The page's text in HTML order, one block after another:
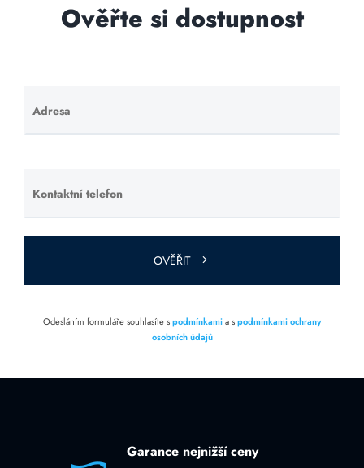
Ověřte si dostupnost
Adresa
Ponechte
toto pole
Kontaktní telefon
Ponechte
toto pole
prázdné.
OVĚŘIT
Odesláním formuláře souhlasíte spodmínkamia spodmínkami ochrany
osobních údajů
Garance nejnižší ceny